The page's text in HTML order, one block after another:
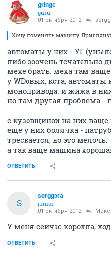
gringo
guru
01 октября 2012
Хочу поменять машину.
автоматы у них - УГ
либо ооочень тсчательно
мехе брать. меха там
у WDовых, кста, автоматы
монопривода. и жижа в
но там другая проблема -
с кузовщиной на них ваще
еще у них болячка -
трескается, но это мелочь.
а так ваще машина
ОТВЕТИТЬ
S
serggora
junior
01 октября 2012
У меня сейчас королла,
ОТВЕТИТЬ